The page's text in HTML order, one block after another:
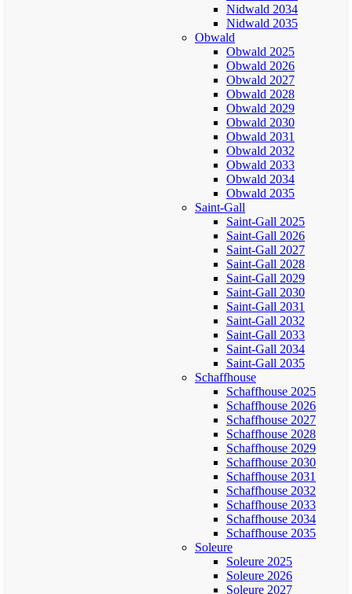
Nidwald 2034
Nidwald 2035
Obwald
Obwald 2025
Obwald 2026
Obwald 2027
Obwald 2028
Obwald 2029
Obwald 2030
Obwald 2031
Obwald 2032
Obwald 2033
Obwald 2034
Obwald 2035
Saint-Gall
Saint-Gall 2025
Saint-Gall 2026
Saint-Gall 2027
Saint-Gall 2028
Saint-Gall 2029
Saint-Gall 2030
Saint-Gall 2031
Saint-Gall 2032
Saint-Gall 2033
Saint-Gall 2034
Saint-Gall 2035
Schaffhouse
Schaffhouse 2025
Schaffhouse 2026
Schaffhouse 2027
Schaffhouse 2028
Schaffhouse 2029
Schaffhouse 2030
Schaffhouse 2031
Schaffhouse 2032
Schaffhouse 2033
Schaffhouse 2034
Schaffhouse 2035
Soleure
Soleure 2025
Soleure 2026
Soleure 2027